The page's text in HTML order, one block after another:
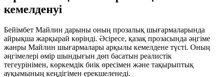
кемелденуі
Бейімбет Майлин дарыны оның прозалық шығармаларында
айрықша жарқырай көрінді. Әсіресе, қазақ прозасында әңгіме
жанры Майлин шығармалары арқылы кемелдене түсті. Оның
әңгімелері өмір шындығын дөп басатын реалистік
тегеурінімен, көркемдік биік өресімен және тақырыптық
ауқымының кеңдігімен ерекшеленеді.